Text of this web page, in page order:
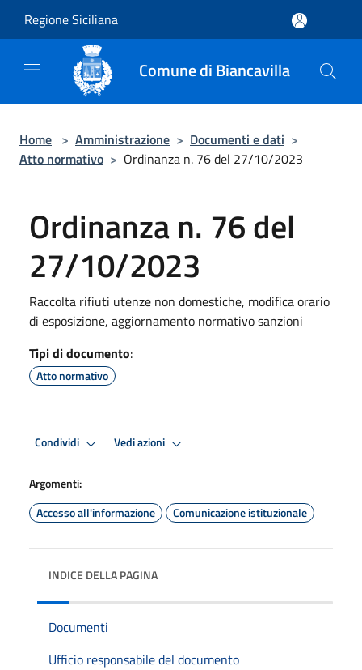
Regione Siciliana
Comune di Biancavilla
Home > Amministrazione > Documenti e dati >
Atto normativo > Ordinanza n. 76 del 27/10/2023
Ordinanza n. 76 del
27/10/2023
Raccolta rifiuti utenze non domestiche, modifica orario
di esposizione, aggiornamento normativo sanzioni
Tipi di documento:
Atto normativo
Condividi Vedi azioni
Argomenti:
Accesso all'informazione
Comunicazione istituzionale
INDICE DELLA PAGINA
Documenti
Ufficio responsabile del documento